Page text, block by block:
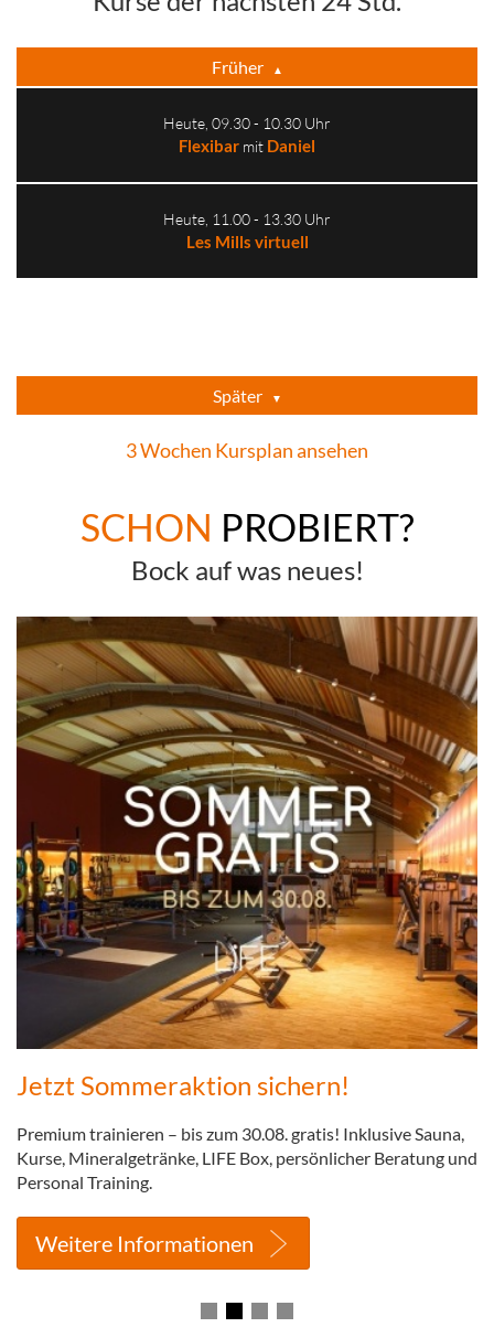
Früher ▲
Heute, 09.30 - 10.30 Uhr
Flexibar mit Daniel
Heute, 11.00 - 13.30 Uhr
Les Mills virtuell
Später ▼
3 Wochen Kursplan ansehen
SCHON PROBIERT?
Bock auf was neues!
Jetzt Sommeraktion sichern!
Premium trainieren – bis zum 30.08. gratis! Inklusive Sauna,
Kurse, Mineralgetränke, LIFE Box, persönlicher Beratung und
Personal Training.
Weitere Informationen